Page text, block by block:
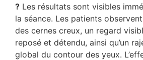
? Les résultats sont visibles
la séance. Les patients
des cernes creux, un regard
reposé et détendu, ainsi qu’un
global du contour des yeux.